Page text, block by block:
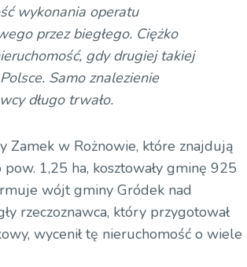
wykonania operatu
przez biegłego. Ciężko
gdy drugiej takiej
Samo znalezienie
długo trwało.
Zamek w Rożnowie, które znajdują
pow. 1,25 ha, kosztowały gminę 925
wójt gminy Gródek nad
rzeczoznawca, który przygotował
wycenił tę nieruchomość o wiele